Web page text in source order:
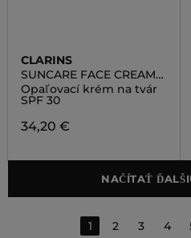
CLARINS
SUNCARE FACE CREAM
SPF30
Opaľovací krém na tvár
SPF 30
34,20 €
NAČÍTAŤ
1 2 3 4